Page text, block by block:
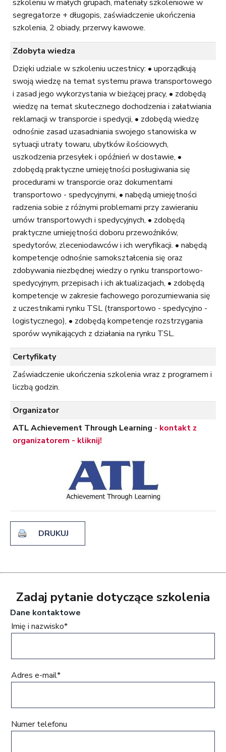
szkoleniu w małych grupach, materiały szkoleniowe w
segregatorze + długopis, zaświadczenie ukończenia
szkolenia, 2 obiady, przerwy kawowe.
Zdobyta wiedza
Dzięki udziale w szkoleniu uczestnicy: • uporządkują
swoją wiedzę na temat systemu prawa transportowego
i zasad jego wykorzystania w bieżącej pracy, • zdobędą
wiedzę na temat skutecznego dochodzenia i załatwiania
reklamacji w transporcie i spedycji, • zdobędą wiedzę
odnośnie zasad uzasadniania swojego stanowiska w
sytuacji utraty towaru, ubytków ilościowych,
uszkodzenia przesyłek i opóźnień w dostawie, •
zdobędą praktyczne umiejętności posługiwania się
procedurami w transporcie oraz dokumentami
transportowo - spedycyjnymi, • nabędą umiejętności
radzenia sobie z różnymi problemami przy zawieraniu
umów transportowych i spedycyjnych, • zdobędą
praktyczne umiejętności doboru przewoźników,
spedytorów, zleceniodawców i ich weryfikacji. • nabędą
kompetencje odnośnie samokształcenia się oraz
zdobywania niezbędnej wiedzy o rynku transportowo-
spedycyjnym, przepisach i ich aktualizacjach, • zdobędą
kompetencje w zakresie fachowego porozumiewania się
z uczestnikami rynku TSL (transportowo - spedycyjno -
logistycznego), • zdobędą kompetencje rozstrzygania
sporów wynikających z działania na rynku TSL.
Certyfikaty
Zaświadczenie ukończenia szkolenia wraz z programem i
liczbą godzin.
Organizator
ATL Achievement Through Learning - kontakt z
organizatorem - kliknij!
DRUKUJ
Zadaj pytanie dotyczące szkolenia
Dane kontaktowe
Imię i nazwisko*
Adres e-mail*
Numer telefonu